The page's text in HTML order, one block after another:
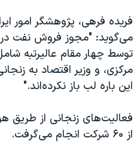
فریده فرهی، پژوهشگر امور
می‌گوید: "مجوز فروش نفت
توسط چهار مقام عالیرتبه
مرکزی، و وزیر اقتصاد به
این باره لب باز نکرده‌اند."
فعالیت‌های زنجانی از
از ۶۰ شرکت انجام می‌گرفت.